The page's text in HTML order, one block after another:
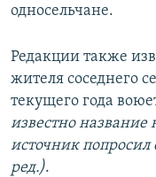
односельчане.
Редакции также
жителя соседнего
текущего года
известно название
источник
ред.).